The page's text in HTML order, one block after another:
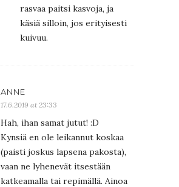
rasvaa paitsi kasvoja, ja
käsiä silloin, jos erityisesti
kuivuu.
ANNE
17.6.2019 at 23:33
Hah, ihan samat jutut! :D
Kynsiä en ole leikannut koskaa
(paisti joskus lapsena pakosta),
vaan ne lyhenevät itsestään
katkeamalla tai repimällä. Ainoa